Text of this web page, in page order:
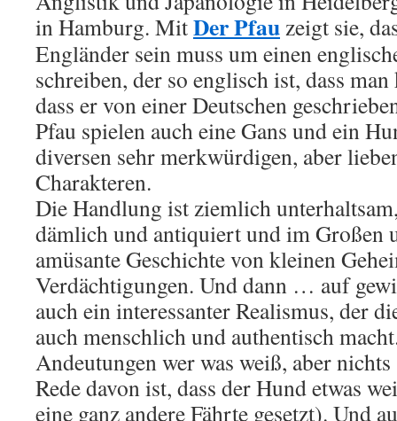
in Hamburg. MitDer Pfauzeigt sie,
Engländer sein muss um einen
schreiben, der so englisch ist, dass
dass er von einer Deutschen
Pfau spielen auch eine Gans und ein
diversen sehr merkwürdigen, aber
Charakteren.
Die Handlung ist ziemlich
dämlich und antiquiert und im Großen
amüsante Geschichte von kleinen
Verdächtigungen. Und dann … auf
auch ein interessanter Realismus, der
auch menschlich und authentisch
Andeutungen wer was weiß, aber
Rede davon ist, dass der Hund etwas
eine ganz andere Fährte gesetzt). Und